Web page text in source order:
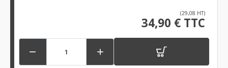
(29,08 HT)
34,90 € TTC
 